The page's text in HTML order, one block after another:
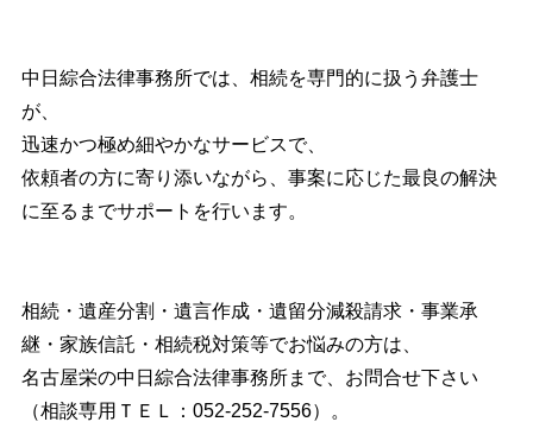
中日綜合法律事務所では、相続を専門的に扱う弁護士
が、
迅速かつ極め細やかなサービスで、
依頼者の方に寄り添いながら、事案に応じた最良の解決
に至るまでサポートを行います。
相続・遺産分割・遺言作成・遺留分減殺請求・事業承
継・家族信託・相続税対策等でお悩みの方は、
名古屋栄の中日綜合法律事務所まで、お問合せ下さい
（相談専用ＴＥＬ：052-252-7556）。